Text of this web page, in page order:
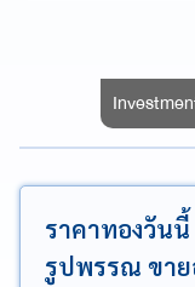
ราคาทองวัน
รูปพรรณ ขาย